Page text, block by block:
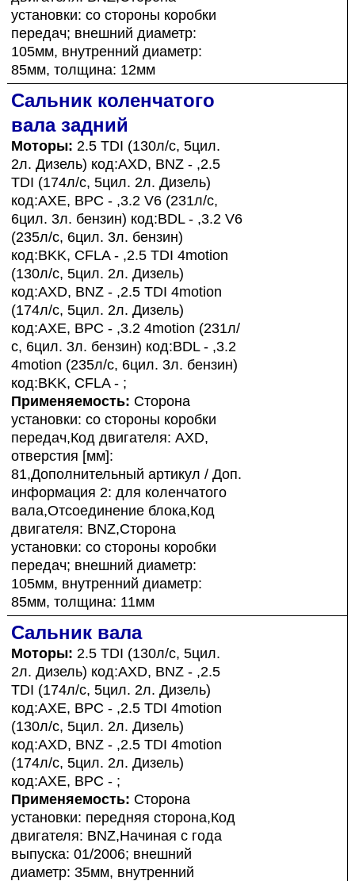
установки: со стороны коробки
передач; внешний диаметр:
105мм, внутренний диаметр:
85мм, толщина: 12мм
Сальник коленчатого
вала задний
Моторы: 2.5 TDI (130л/с, 5цил.
2л. Дизель) код:AXD, BNZ - ,2.5
TDI (174л/с, 5цил. 2л. Дизель)
код:AXE, BPC - ,3.2 V6 (231л/с,
6цил. 3л. бензин) код:BDL - ,3.2 V6
(235л/с, 6цил. 3л. бензин)
код:BKK, CFLA - ,2.5 TDI 4motion
(130л/с, 5цил. 2л. Дизель)
код:AXD, BNZ - ,2.5 TDI 4motion
(174л/с, 5цил. 2л. Дизель)
код:AXE, BPC - ,3.2 4motion (231л/
с, 6цил. 3л. бензин) код:BDL - ,3.2
4motion (235л/с, 6цил. 3л. бензин)
код:BKK, CFLA - ;
Применяемость: Сторона
установки: со стороны коробки
передач,Код двигателя: AXD,
отверстия [мм]:
81,Дополнительный артикул / Доп.
информация 2: для коленчатого
вала,Отсоединение блока,Код
двигателя: BNZ,Сторона
установки: со стороны коробки
передач; внешний диаметр:
105мм, внутренний диаметр:
85мм, толщина: 11мм
Сальник вала
Моторы: 2.5 TDI (130л/с, 5цил.
2л. Дизель) код:AXD, BNZ - ,2.5
TDI (174л/с, 5цил. 2л. Дизель)
код:AXE, BPC - ,2.5 TDI 4motion
(130л/с, 5цил. 2л. Дизель)
код:AXD, BNZ - ,2.5 TDI 4motion
(174л/с, 5цил. 2л. Дизель)
код:AXE, BPC - ;
Применяемость: Сторона
установки: передняя сторона,Код
двигателя: BNZ,Начиная с года
выпуска: 01/2006; внешний
диаметр: 35мм, внутренний